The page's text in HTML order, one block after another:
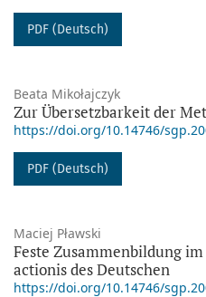
PDF (Deutsch)
Beata Mikołajczyk
Zur Übersetzbarkeit der
https://doi.org/10.14746/
PDF (Deutsch)
Maciej Pławski
Feste Zusammenbildung
actionis des Deutschen
https://doi.org/10.14746/